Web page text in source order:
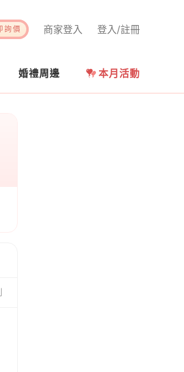
登入/註冊
商家登入
詢價
婚禮周邊 本月活動